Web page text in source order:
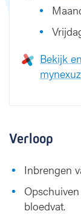
Bekijk
Verloop
Inbrengen
bloedvat.